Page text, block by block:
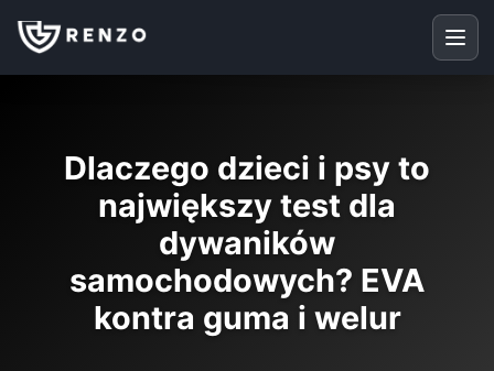
Dlaczego dzieci i psy to
największy test dla
dywaników
samochodowych? EVA
kontra guma i welur